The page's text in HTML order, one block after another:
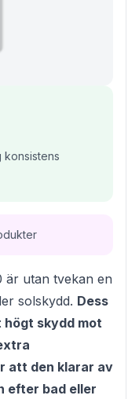
är utan tvekan en
solskydd. Dess
skydd mot
att den klarar av
efter bad eller